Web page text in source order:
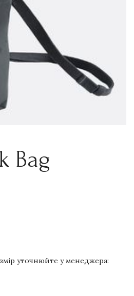
Bag
уточнюйте у менеджера: